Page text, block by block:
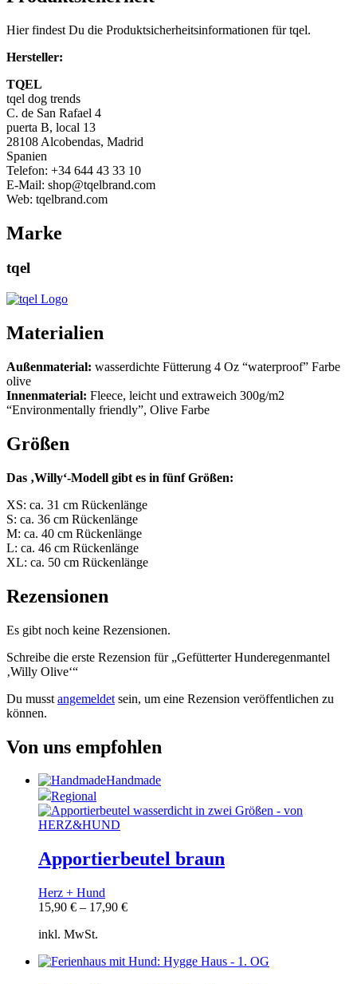
Hier findest Du die Produktsicherheitsinformationen für tqel.
Hersteller:
TQEL
tqel dog trends
C. de San Rafael 4
puerta B, local 13
28108 Alcobendas, Madrid
Spanien
Telefon: +34 644 43 33 10
E-Mail: shop@tqelbrand.com
Web: tqelbrand.com
Marke
tqel
Materialien
Außenmaterial: wasserdichte Fütterung 4 Oz “waterproof” Farbe
olive
Innenmaterial: Fleece, leicht und extraweich 300g/m2
“Environmentally friendly”, Olive Farbe
Größen
Das ‚Willy‘-Modell gibt es in fünf Größen:
XS: ca. 31 cm Rückenlänge
S: ca. 36 cm Rückenlänge
M: ca. 40 cm Rückenlänge
L: ca. 46 cm Rückenlänge
XL: ca. 50 cm Rückenlänge
Rezensionen
Es gibt noch keine Rezensionen.
Schreibe die erste Rezension für „Gefütterter Hunderegenmantel
‚Willy Olive‘“
Du musst angemeldet sein, um eine Rezension veröffentlichen zu
können.
Von uns empfohlen
Handmade
Regional
Apportierbeutel braun
Herz + Hund
15,90 € – 17,90 €
inkl. MwSt.